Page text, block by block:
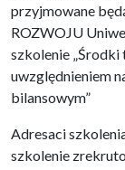
przyjmowane
ROZWOJU
szkolenie „Środki
uwzględnieniem
bilansowym”
Adresaci
szkolenie